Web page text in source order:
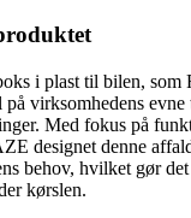
i plast til bilen,
på virksomhedens
Med fokus på
designet denne
behov, hvilket gør
kørslen.